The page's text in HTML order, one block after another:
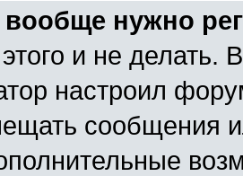
нужно
и не делать.
настроил
сообщения